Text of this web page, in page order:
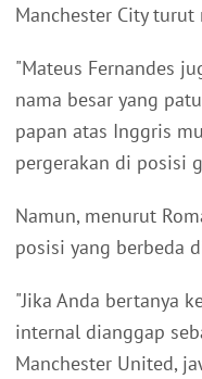
Manchester City turut
"Mateus Fernandes
nama besar yang
papan atas Inggris
pergerakan di posisi
Namun, menurut
posisi yang berbeda
"Jika Anda bertanya
internal dianggap
Manchester United,